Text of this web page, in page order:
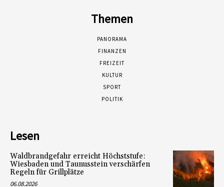
Themen
PANORAMA
FINANZEN
FREIZEIT
KULTUR
SPORT
POLITIK
Lesen
Waldbrandgefahr erreicht Höchststufe:
Wiesbaden und Taunusstein verschärfen
Regeln für Grillplätze
06.08.2026